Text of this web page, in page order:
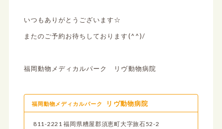
いつもありがとうございます☆
またのご予約お待ちしております(^^)/
福岡動物メディカルパーク リヴ動物病院
福岡動物メディカルパーク リヴ動物病院
811-2221 福岡県糟屋郡須恵町大字旅石52-2